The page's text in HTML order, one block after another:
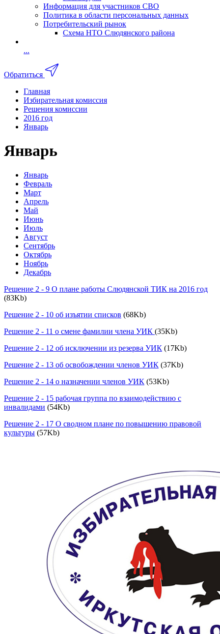
Информация для участников СВО
Политика в области персональных данных
Потребительский рынок
Схема НТО Слюдянского района
...
Обратиться
Главная
Избирательная комиссия
Решения комиссии
2016 год
Январь
Январь
Январь
Февраль
Март
Апрель
Май
Июнь
Июль
Август
Сентябрь
Октябрь
Ноябрь
Декабрь
Решение 2 - 9 О плане работы Слюдянской ТИК на 2016 год
(83Kb)
Решение 2 - 10 об изъятии списков (68Kb)
Решение 2 - 11 о смене фамилии члена УИК (35Kb)
Решение 2 - 12 об исключении из резерва УИК (17Kb)
Решение 2 - 13 об освобождении членов УИК (37Kb)
Решение 2 - 14 о назначении членов УИК (53Kb)
Решение 2 - 15 рабочая группа по взаимодействию с
инвалидами (54Kb)
Решение 2 - 17 О сводном плане по повышению правовой
культуры (57Kb)